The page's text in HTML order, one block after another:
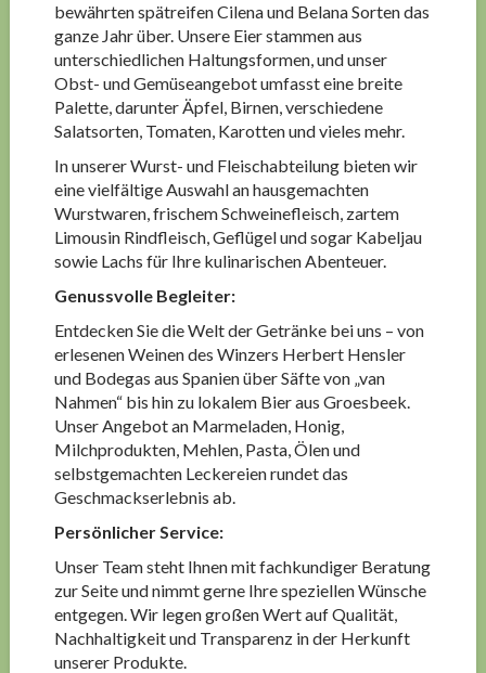
bewährten spätreifen Cilena und Belana Sorten das
ganze Jahr über. Unsere Eier stammen aus
unterschiedlichen Haltungsformen, und unser
Obst- und Gemüseangebot umfasst eine breite
Palette, darunter Äpfel, Birnen, verschiedene
Salatsorten, Tomaten, Karotten und vieles mehr.
In unserer Wurst- und Fleischabteilung bieten wir
eine vielfältige Auswahl an hausgemachten
Wurstwaren, frischem Schweinefleisch, zartem
Limousin Rindfleisch, Geflügel und sogar Kabeljau
sowie Lachs für Ihre kulinarischen Abenteuer.
Genussvolle Begleiter:
Entdecken Sie die Welt der Getränke bei uns – von
erlesenen Weinen des Winzers Herbert Hensler
und Bodegas aus Spanien über Säfte von „van
Nahmen“ bis hin zu lokalem Bier aus Groesbeek.
Unser Angebot an Marmeladen, Honig,
Milchprodukten, Mehlen, Pasta, Ölen und
selbstgemachten Leckereien rundet das
Geschmackserlebnis ab.
Persönlicher Service:
Unser Team steht Ihnen mit fachkundiger Beratung
zur Seite und nimmt gerne Ihre speziellen Wünsche
entgegen. Wir legen großen Wert auf Qualität,
Nachhaltigkeit und Transparenz in der Herkunft
unserer Produkte.